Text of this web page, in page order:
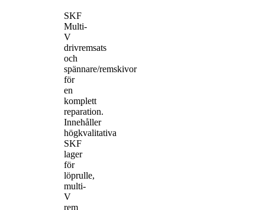
SKF
Multi-
V
drivremsats
och
spännare/remskivor
för
en
komplett
reparation.
Innehåller
högkvalitativa
SKF
lager
för
löprulle,
multi-
V
rem